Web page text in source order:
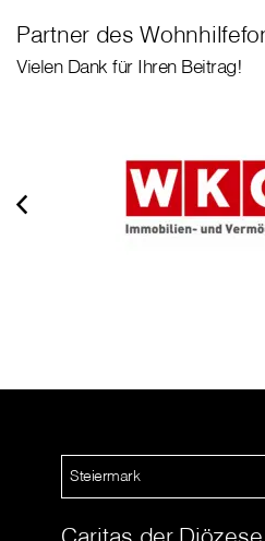
Partner des
Vielen Dank für Ihren Beitrag!
Steiermark